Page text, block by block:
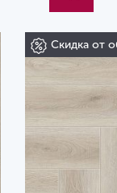
Скидка от